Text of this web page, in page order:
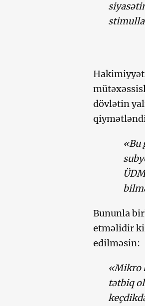
dövlətin
«Bu
Bununla
etməlidir
edilməsin:
«Mikro
tətbiq